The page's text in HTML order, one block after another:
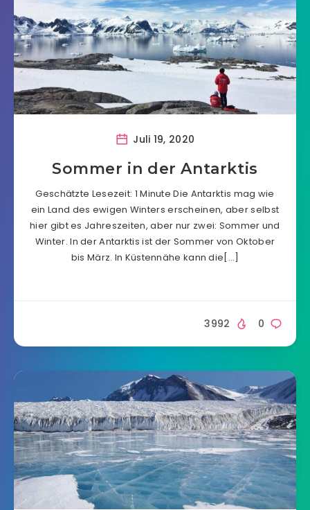
Juli 19, 2020
Sommer in der Antarktis
Geschätzte Lesezeit: 1 Minute Die Antarktis mag wie
ein Land des ewigen Winters erscheinen, aber selbst
hier gibt es Jahreszeiten, aber nur zwei: Sommer und
Winter. In der Antarktis ist der Sommer von Oktober
bis März. In Küstennähe kann die[…]
0
3992